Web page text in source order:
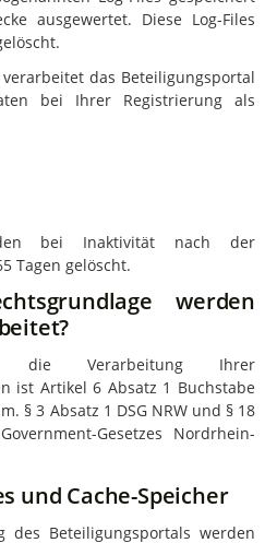
ausgewertet. Diese Log-Files
das Beteiligungsportal
bei Ihrer Registrierung als
bei Inaktivität nach der
Tagen gelöscht.
werden
die Verarbeitung Ihrer
ist Artikel 6 Absatz 1 Buchstabe
§ 3 Absatz 1 DSG NRW und § 18
Gesetzes Nordrhein-
und Cache-Speicher
des Beteiligungsportals werden